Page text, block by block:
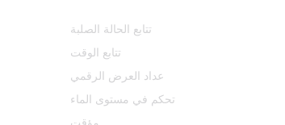
تتابع الحالة الصلبة
تتابع الوقت
عداد العرض الرقمي
تحكم في مستوى الماء